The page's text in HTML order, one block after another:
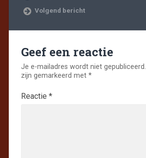
Volgend bericht
Geef een reactie
Je e-mailadres wordt niet gepubliceerd.
zijn gemarkeerd met *
Reactie *